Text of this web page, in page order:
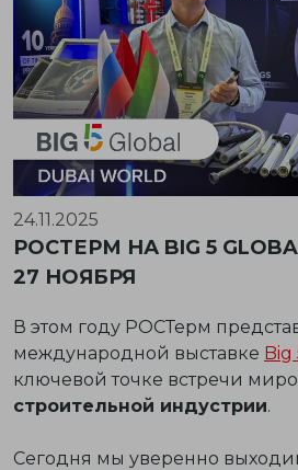
24.11.2025
РОСТЕРМ НА BIG 5
27 НОЯБРЯ
В этом году РОСТерм
международной выставке Big
ключевой точке встречи
строительной индустрии.
Сегодня мы уверенно